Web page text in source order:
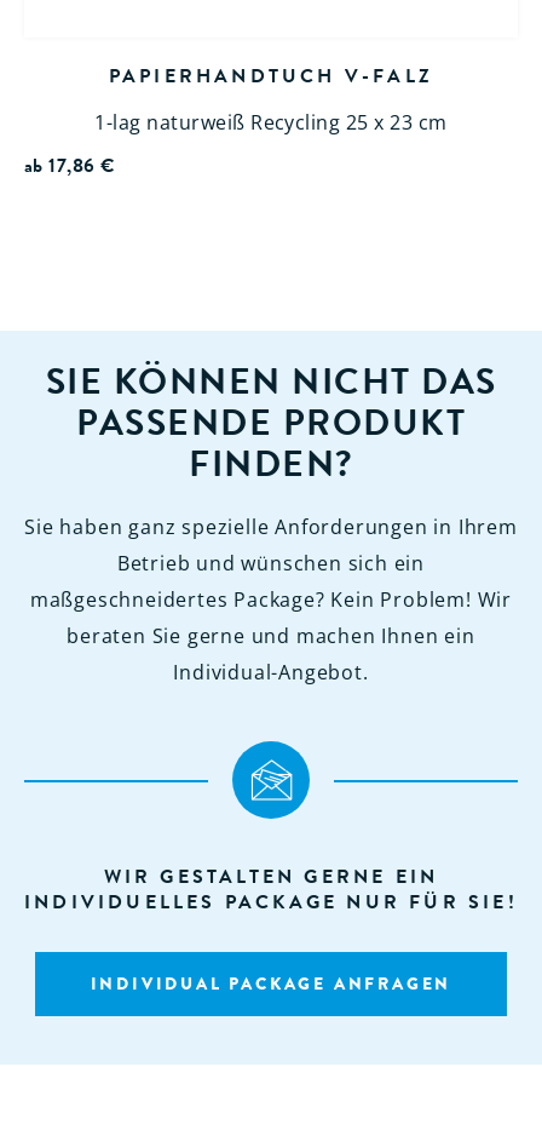
PAPIERHANDTUCH V-FALZ
1-lag naturweiß Recycling 25 x 23 cm
ab17,86€
SIE KÖNNEN NICHT DAS
PASSENDE PRODUKT
FINDEN?
Sie haben ganz spezielle Anforderungen in Ihrem
Betrieb und wünschen sich ein
maßgeschneidertes Package? Kein Problem! Wir
beraten Sie gerne und machen Ihnen ein
Individual-Angebot.
WIR GESTALTEN GERNE EIN
INDIVIDUELLES PACKAGE NUR FÜR SIE!
INDIVIDUAL PACKAGE ANFRAGEN